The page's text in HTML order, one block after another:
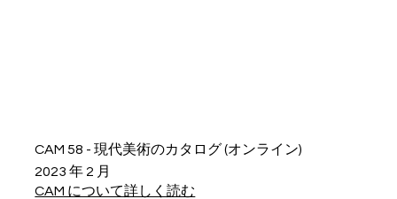
CAM 58 - 現代美術のカタログ (オンライン)
2023 年 2 月
CAM について詳しく読む